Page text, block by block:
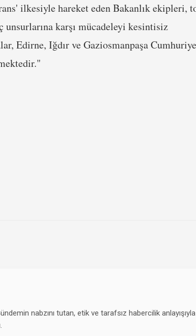
ilkesiyle hareket eden Bakanlık ekipleri,
unsurlarına karşı mücadeleyi kesintisiz
Edirne, Iğdır ve Gaziosmanpaşa
nabzını tutan, etik ve tarafsız habercilik anlayışıyla